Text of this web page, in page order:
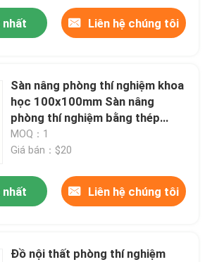
nhất Liên hệ chúng tôi
Sàn nâng phòng thí nghiệm khoa
học 100x100mm Sàn nâng
phòng thí nghiệm bằng thép
không gỉ
MOQ：1
Giá bán：$20
nhất Liên hệ chúng tôi
Đồ nội thất phòng thí nghiệm